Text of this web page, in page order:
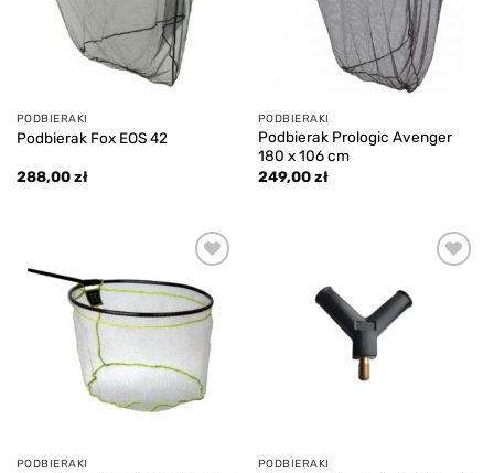
PODBIERAKI
Podbierak Fox EOS 42
288,00zł
PODBIERAKI
Podbierak Prologic Avenger
180 x 106 cm
249,00zł
Add to
wishlist
PODBIERAKI PODBIERAKI